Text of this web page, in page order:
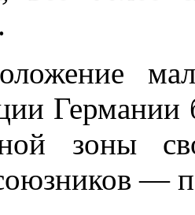
зоны
—